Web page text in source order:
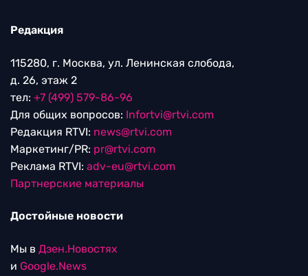
Редакция
115280, г. Москва, ул. Ленинская слобода,
д. 26, этаж 2
тел: +7 (499) 579-86-96
Для общих вопросов: Infortvi@rtvi.com
Редакция RTVI: news@rtvi.com
Маркетинг/PR: pr@rtvi.com
Реклама RTVI: adv-eu@rtvi.com
Партнерские материалы
Достойные новости
Мы в Дзен.Новостях
и Google.News